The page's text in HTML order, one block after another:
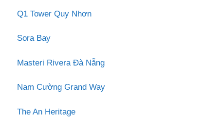
Q1 Tower Quy Nhơn
Sora Bay
Masteri Rivera Đà Nẵng
Nam Cường Grand Way
The An Heritage